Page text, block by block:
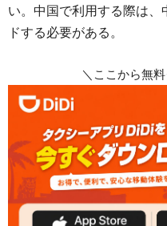
い。中国で利用する際は
ドする必要がある。
＼ここから無